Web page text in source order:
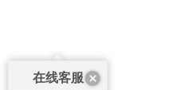
在线客服